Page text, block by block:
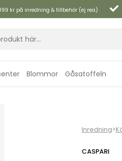
kr på inredning & tillbehör (ej rea)
Blommor Gåsatoffeln
Inredning>
CASPARI